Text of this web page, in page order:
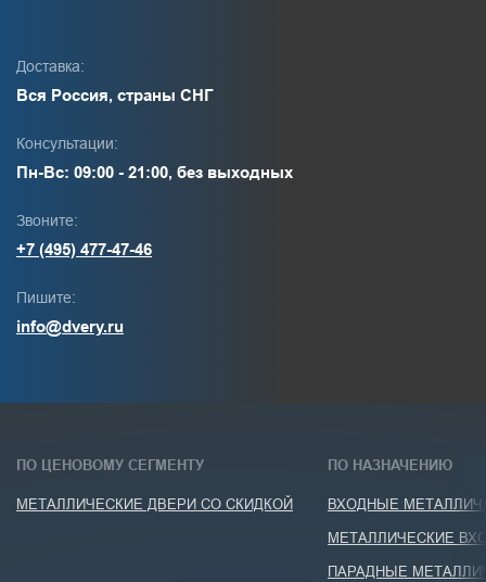
Доставка:
Вся Россия, страны СНГ
Консультации:
Пн-Вс: 09:00 - 21:00, без выходных
Звоните:
+7 (495) 477-47-46
Пишите:
info@dvery.ru
ПО ЦЕНОВОМУ СЕГМЕНТУ
МЕТАЛЛИЧЕСКИЕ ДВЕРИ СО СКИДКОЙ
ПО НАЗНАЧЕНИЮ
ВХОДНЫЕ
МЕТАЛЛИЧЕСКИЕ
ПАРАДНЫЕ